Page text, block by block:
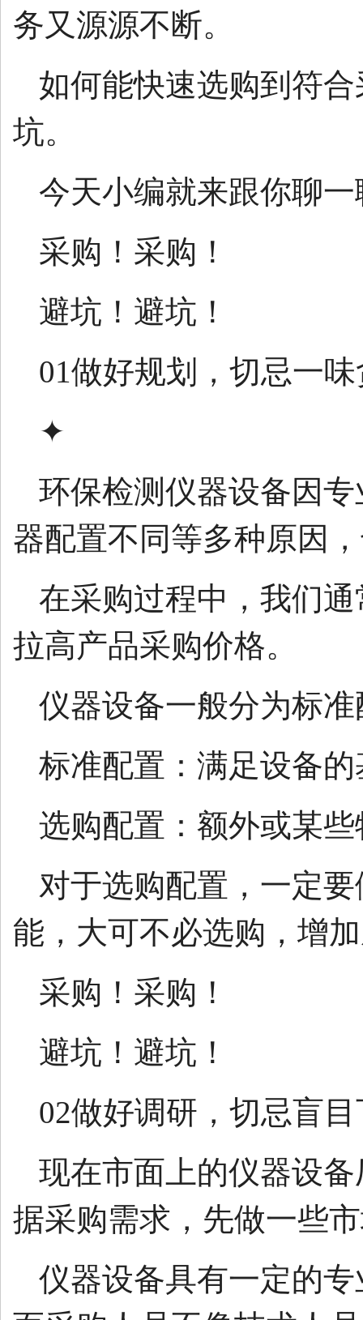
务又源源不断。
如何能快速选购到符
坑。
今天小编就来跟你聊一
采购！采购！
避坑！避坑！
01做好规划，切忌一
✦
环保检测仪器设备因
器配置不同等多种原因
在采购过程中，我们
拉高产品采购价格。
仪器设备一般分为标
标准配置：满足设备
选购配置：额外或某
对于选购配置，一定
能，大可不必选购，增
采购！采购！
避坑！避坑！
02做好调研，切忌盲
现在市面上的仪器设
据采购需求，先做一些
仪器设备具有一定的